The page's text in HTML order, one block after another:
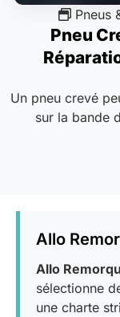
Pneus
Pneu
Un pneu crevé
sur la bande
Allo
Allo
sélectionne
une charte